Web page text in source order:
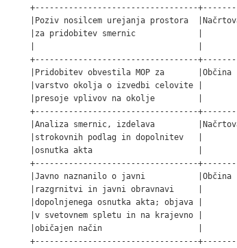
+----------------------------------
|Poziv nosilcem urejanja prostora
|za pridobitev smernic             |
|                                  |
+----------------------------------
|Pridobitev obvestila MOP za
|varstvo okolja o izvedbi celovite |
|presoje vplivov na okolje         |
+----------------------------------
|Analiza smernic, izdelava
|strokovnih podlag in dopolnitev   |
|osnutka akta                      |
+----------------------------------
|Javno naznanilo o javni
|razgrnitvi in javni obravnavi     |
|dopolnjenega osnutka akta; objava |
|v svetovnem spletu in na krajevno
|običajen način                    |
+----------------------------------